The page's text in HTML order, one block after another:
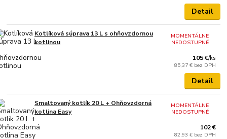
Detail
Kotlíková súprava 13 L s ohňovzdornou
kotlinou
105 €/ks
85,37 € bez DPH
MOMENTÁLNE
NEDOSTUPNÉ
Detail
Smaltovaný kotlík 20 L + Ohňovzdorná
kotlina Easy
102 €
82,93 € bez DPH
MOMENTÁLNE
NEDOSTUPNÉ